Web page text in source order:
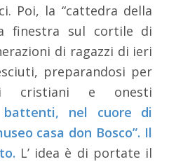
Poi, la “cattedra della
finestra sul cortile di
di ragazzi di ieri
preparandosi per
cristiani e onesti
nel cuore di
casa don Bosco”. Il
L’ idea è di portate il